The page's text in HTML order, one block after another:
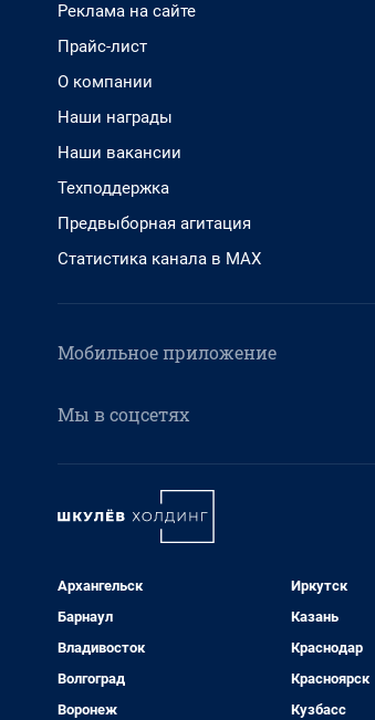
Реклама на сайте
Прайс-лист
О компании
Наши награды
Наши вакансии
Техподдержка
Предвыборная агитация
Статистика канала в MAX
Мобильное приложение
Мы в соцсетях
Архангельск
Барнаул
Владивосток
Волгоград
Воронеж
Иркутск
Казань
Краснодар
Красноярск
Кузбасс